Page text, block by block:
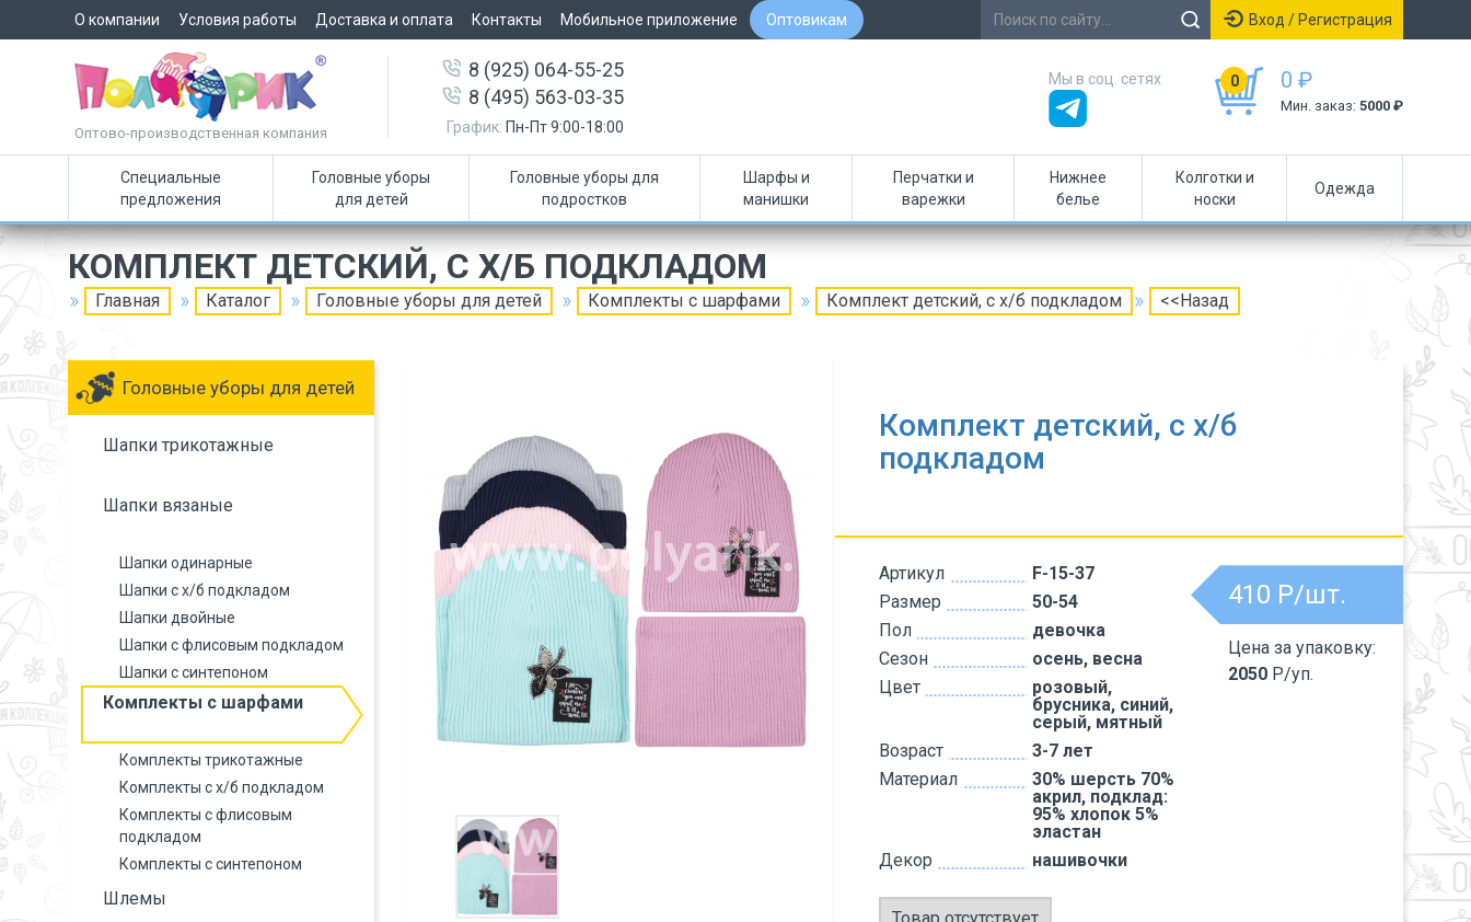
О компании Условия работы Доставка и оплата Контакты Мобильное приложение Оптовикам Вход / Регистрация
Оптово-производственная компания
8 (925) 064-55-25
8 (495) 563-03-35
График: Пн-Пт 9:00-18:00
0 0 ₽
Мин. заказ: 5000 ₽
Мы в соц. сетях
Специальные
предложения
Головные уборы
для детей
Головные уборы для
подростков
Шарфы и
манишки
Перчатки и
варежки
Нижнее
белье
Колготки и
носки
Одежда
КОМПЛЕКТ ДЕТСКИЙ, С Х/Б ПОДКЛАДОМ
Главная Каталог Головные уборы для детей Комплекты с шарфами Комплект детский, с х/б подкладом <<Назад
Головные уборы для детей
Шапки трикотажные
Шапки вязаные
Шапки одинарные
Шапки с х/б подкладом
Шапки двойные
Шапки с флисовым подкладом
Шапки с синтепоном
Комплекты с шарфами
Комплекты трикотажные
Комплекты с х/б подкладом
Комплекты с флисовым
подкладом
Комплекты с синтепоном
Шлемы
Комплект детский, с х/б
подкладом
Артикул
F-15-37
Размер
50-54
Пол
девочка
Сезон
осень, весна
Цвет
розовый,
брусника, синий,
серый, мятный
Возраст
3-7 лет
Материал
30% шерсть 70%
акрил, подклад:
95% хлопок 5%
эластан
Декор
нашивочки
410 Р/шт.
Цена за упаковку:
2050 Р/уп.